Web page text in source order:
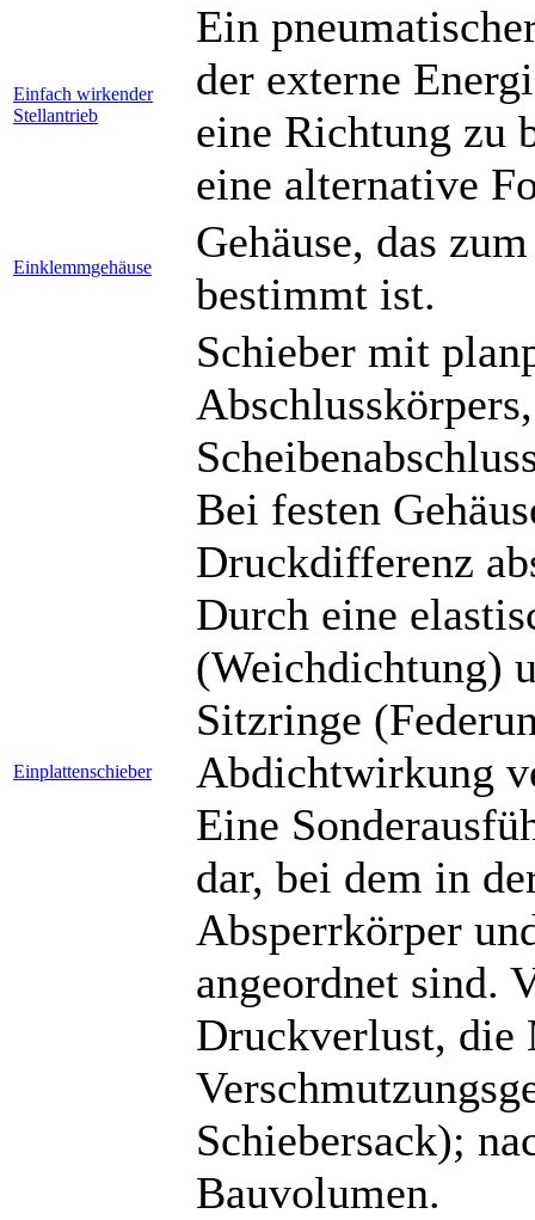
Einfach wirkender
Stellantrieb
Ein
der externe
eine Richtung zu
eine alternative
Einklemmgehäuse
Gehäuse, das
bestimmt ist.
Einplattenschieber
Schieber mit
Bei festen
Druckdifferenz
Durch eine
(Weichdichtung)
Sitzringe
Abdichtwirkung
Eine
dar, bei dem in
Absperrkörper
angeordnet sind.
Druckverlust, die
Schiebersack);
Bauvolumen.